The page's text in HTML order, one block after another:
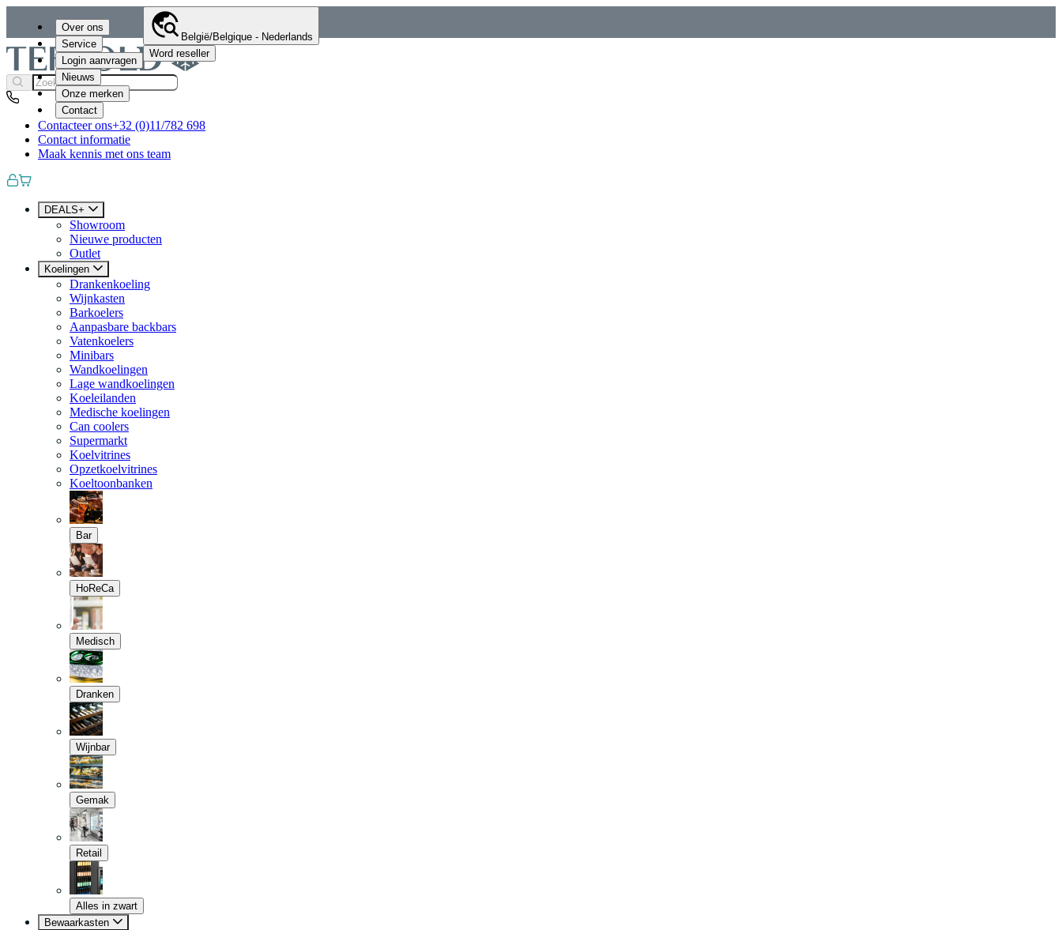
Over ons
Service
Login aanvragen
Nieuws
Onze merken
Contact
België/Belgique - Nederlands
Word reseller
Contacteer ons+32 (0)11/782 698
Contact informatie
Maak kennis met ons team
DEALS+
Showroom
Nieuwe producten
Outlet
Koelingen
Drankenkoeling
Wijnkasten
Barkoelers
Aanpasbare backbars
Vatenkoelers
Minibars
Wandkoelingen
Lage wandkoelingen
Koeleilanden
Medische koelingen
Can coolers
Supermarkt
Koelvitrines
Opzetkoelvitrines
Koeltoonbanken
Bar
HoReCa
Medisch
Dranken
Wijnbar
Gemak
Retail
Alles in zwart
Bewaarkasten